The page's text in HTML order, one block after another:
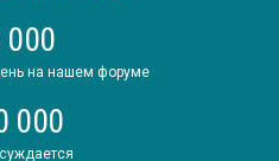
000
на нашем форуме
000